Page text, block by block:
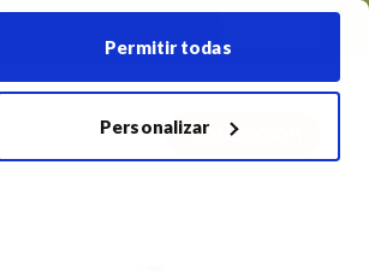
Permitir todas
PersonalizarCotización